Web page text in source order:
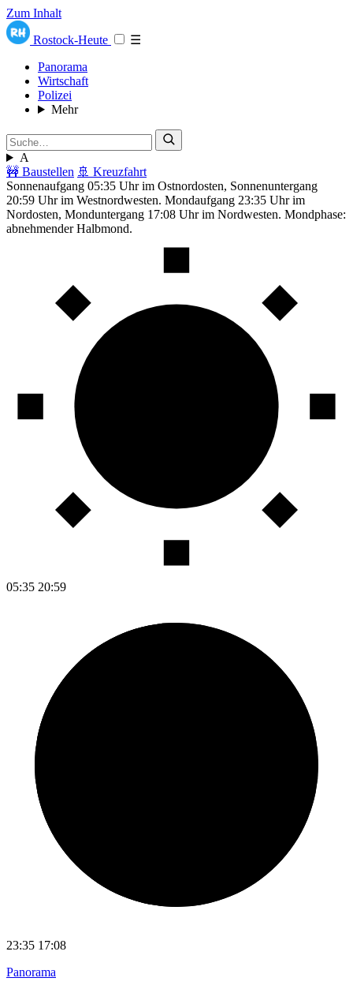
Zum Inhalt
Rostock-Heute
☰
Panorama
Wirtschaft
Polizei
Mehr
A
🚧 Baustellen 🚢 Kreuzfahrt
Sonnenaufgang 05:35 Uhr im Ostnordosten, Sonnenuntergang
20:59 Uhr im Westnordwesten. Mondaufgang 23:35 Uhr im
Nordosten, Monduntergang 17:08 Uhr im Nordwesten. Mondphase:
abnehmender Halbmond.
05:35 20:59
23:35 17:08
Panorama